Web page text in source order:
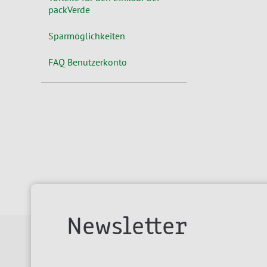
packVerde
Sparmöglichkeiten
FAQ Benutzerkonto
Newsletter